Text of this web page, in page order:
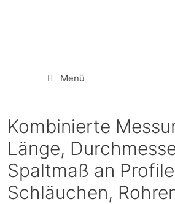
Menü
Kombinierte
Länge,
Spaltmaß an
Schläuchen,